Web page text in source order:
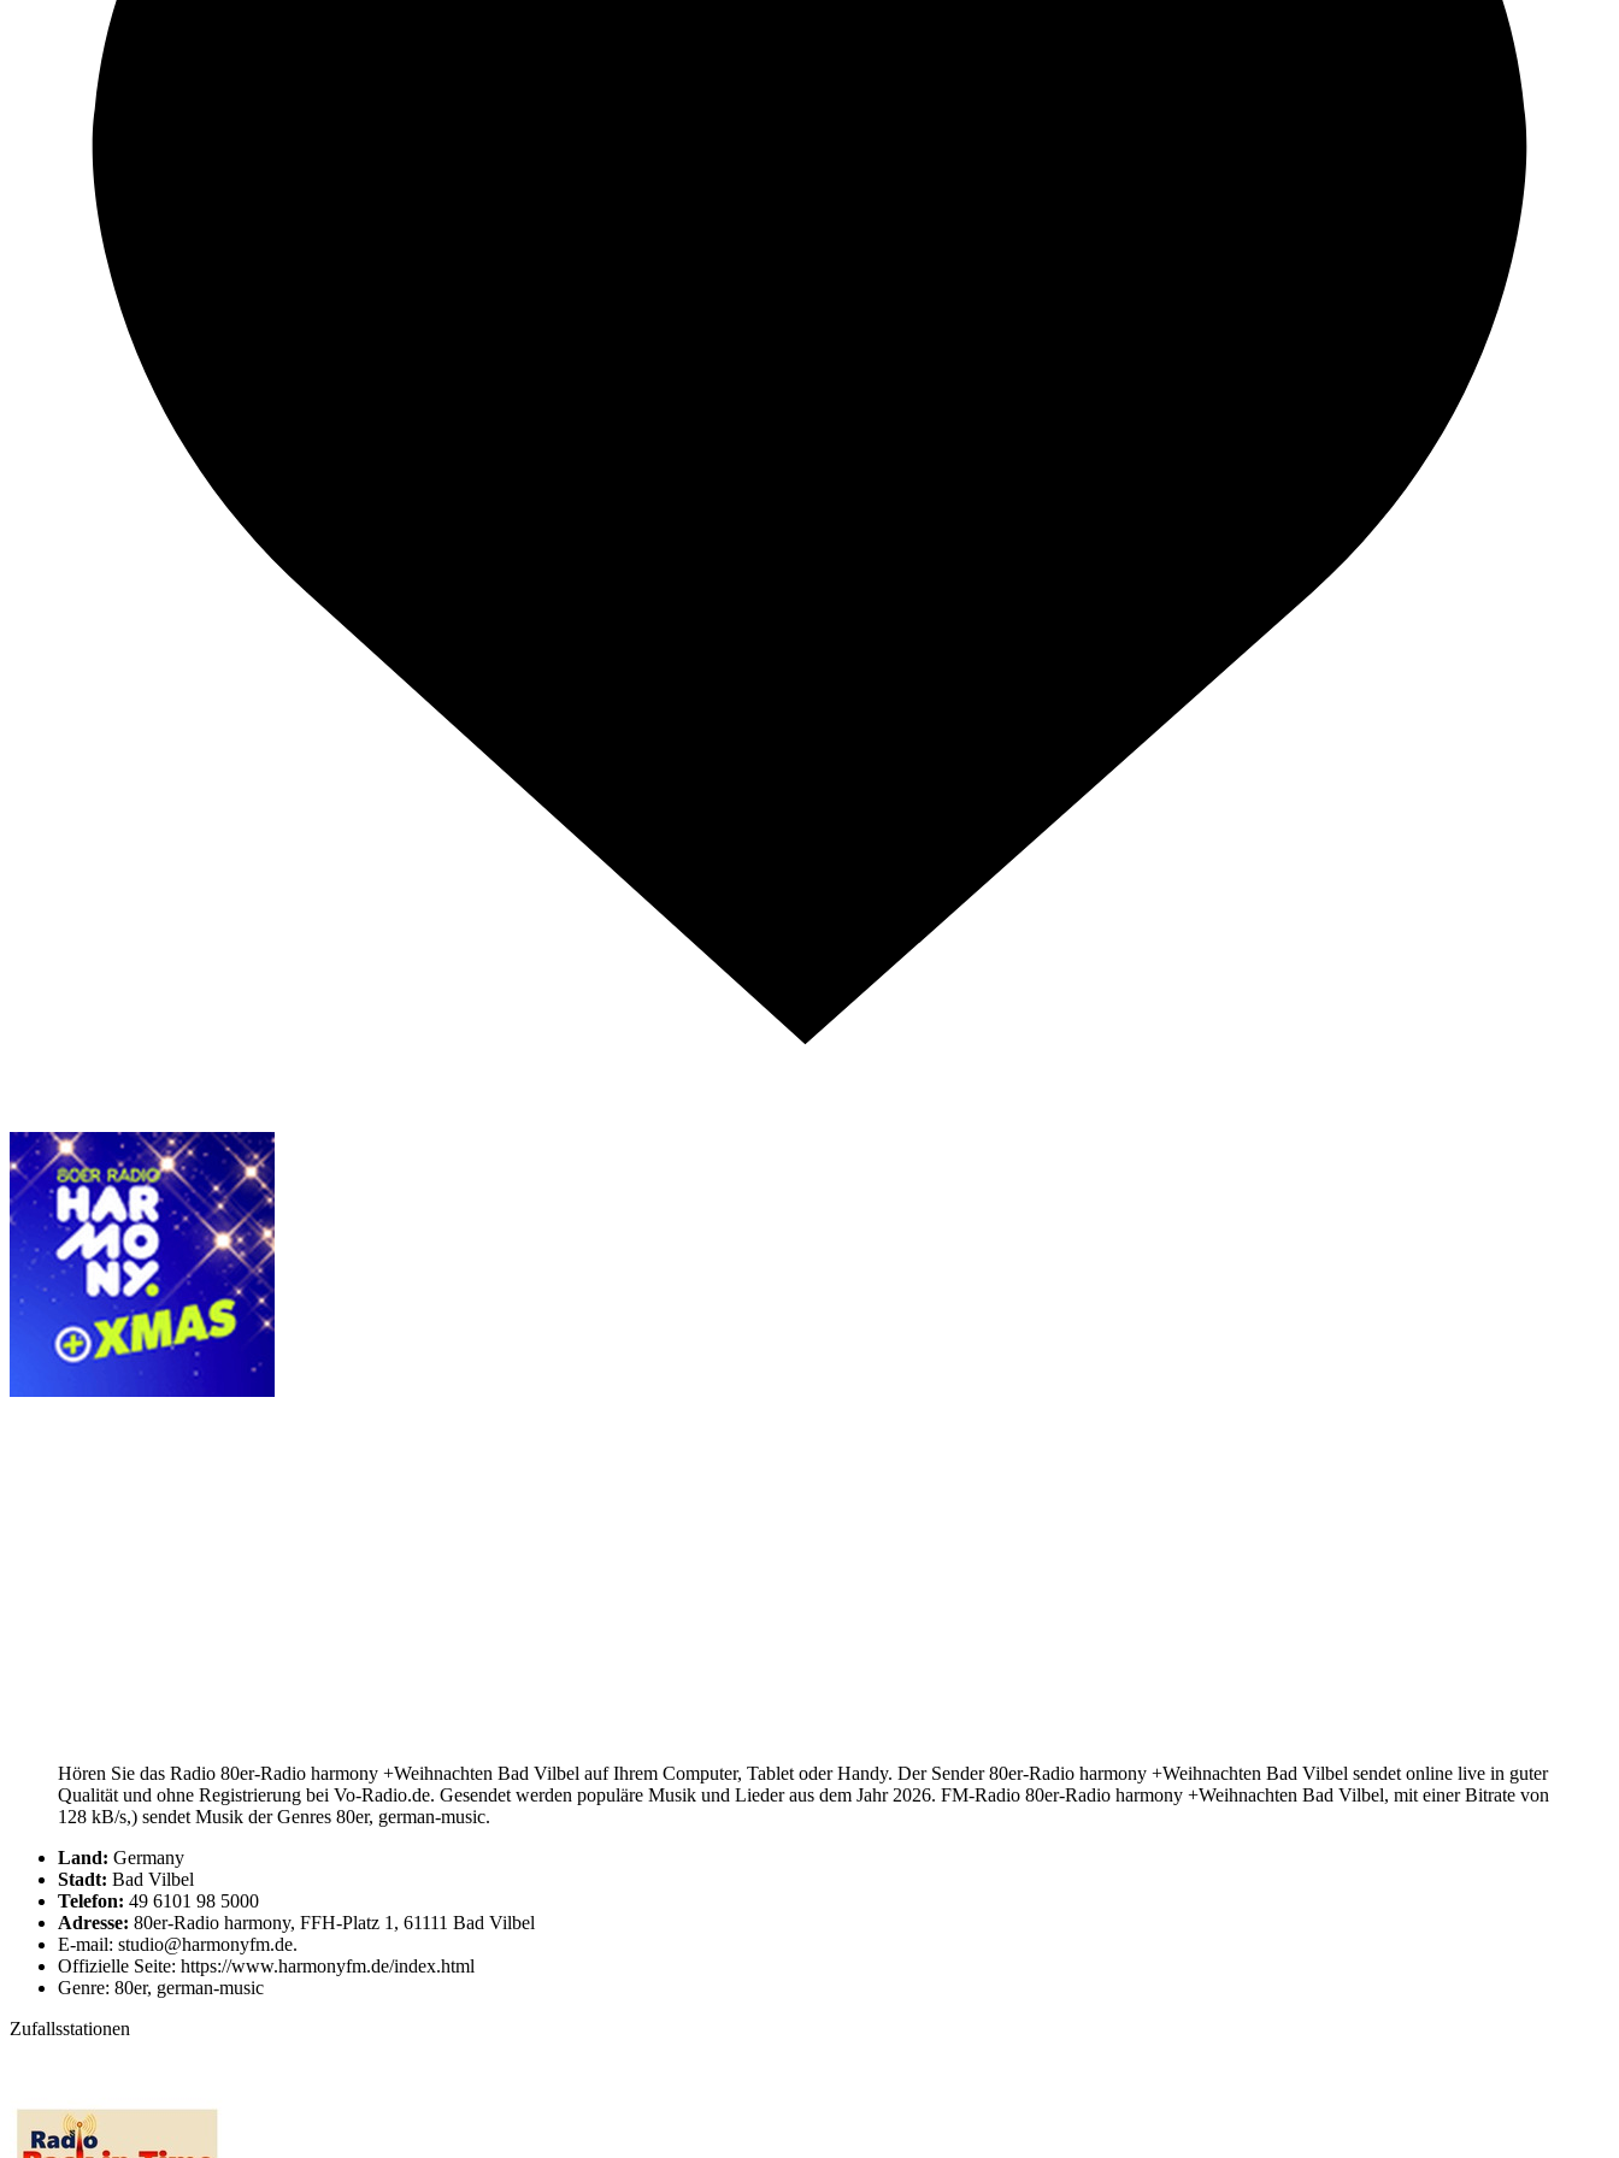
Hören Sie das Radio 80er-Radio harmony +Weihnachten Bad Vilbel auf Ihrem Computer, Tablet oder Handy. Der Sender 80er-Radio harmony +Weihnachten Bad Vilbel sendet online live in guter
Qualität und ohne Registrierung bei Vo-Radio.de. Gesendet werden populäre Musik und Lieder aus dem Jahr 2026. FM-Radio 80er-Radio harmony +Weihnachten Bad Vilbel, mit einer Bitrate von
128 kB/s,) sendet Musik der Genres 80er, german-music.
Land: Germany
Stadt: Bad Vilbel
Telefon: 49 6101 98 5000
Adresse: 80er-Radio harmony, FFH-Platz 1, 61111 Bad Vilbel
E-mail: studio@harmonyfm.de.
Offizielle Seite: https://www.harmonyfm.de/index.html
Genre: 80er, german-music
Zufallsstationen